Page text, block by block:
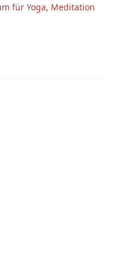
für Yoga, Meditation